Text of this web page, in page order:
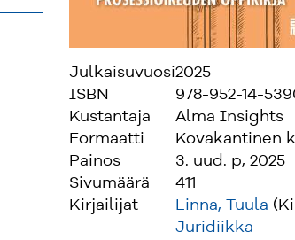
Julkaisuvuosi2025
ISBN
978-952-14-
Kustantaja
Alma Insights
Formaatti
Kovakantinen
Painos
3. uud. p, 2025
Sivumäärä
411
Kirjailijat
Linna, Tuula
Juridiikka